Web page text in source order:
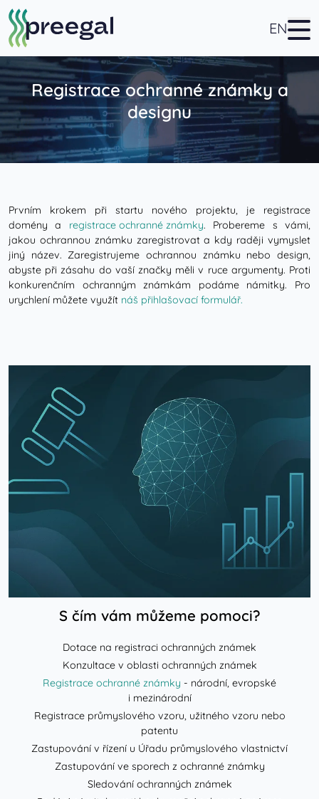
EN
Registrace ochranné známky a
designu
Prvním krokem při startu nového projektu, je registrace
domény a registrace ochranné známky. Probereme s vámi,
jakou ochrannou známku zaregistrovat a kdy raději vymyslet
jiný název. Zaregistrujeme ochrannou známku nebo design,
abyste při zásahu do vaší značky měli v ruce argumenty. Proti
konkurenčním ochranným známkám podáme námitky. Pro
urychlení můžete využít náš přihlašovací formulář.
S čím vám můžeme pomoci?
Dotace na registraci ochranných známek
Konzultace v oblasti ochranných známek
Registrace ochranné známky - národní, evropské
i mezinárodní
Registrace průmyslového vzoru, užitného vzoru nebo
patentu
Zastupování v řízení u Úřadu průmyslového vlastnictví
Zastupování ve sporech z ochranné známky
Sledování ochranných známek